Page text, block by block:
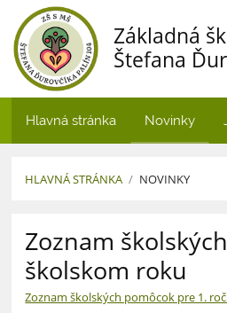
Základná
Štefana
Hlavná stránka Novinky
HLAVNÁ STRÁNKA / NOVINKY
Novinky
Zoznam
školskom roku
Zoznam školských pomôcok pre 1.